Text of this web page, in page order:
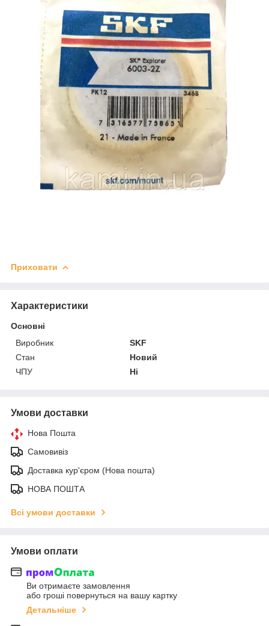
Приховати
Характеристики
Основні
Виробник
SKF
Стан
Новий
ЧПУ
Ні
Умови доставки
Нова Пошта
Самовивіз
Доставка кур'єром (Нова пошта)
НОВА ПОШТА
Всі умови доставки
Умови оплати
Ви отримаєте замовлення
або гроші повернуться на вашу картку
Детальніше